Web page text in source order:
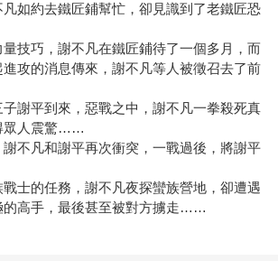
如約去鐵匠鋪幫忙，卻見識到了老鐵匠恐
技巧，謝不凡在鐵匠鋪待了一個多月，而
攻的消息傳來，謝不凡等人被徵召去了前
謝平到來，惡戰之中，謝不凡一拳殺死真
眾人震驚……
不凡和謝平再次衝突，一戰過後，將謝平
士的任務，謝不凡夜探蠻族營地，卻遭遇
的高手，最後甚至被對方擄走……